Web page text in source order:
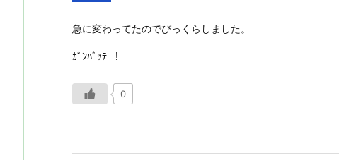
急に変わってたのでびっくらしました。
ｶﾞﾝﾊﾞｯﾃｰ！
0